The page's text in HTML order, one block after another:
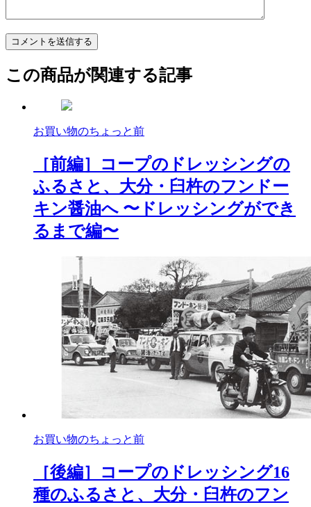
この商品が関連する記事
お買い物のちょっと前
［前編］コープのドレッシングの
ふるさと、大分・臼杵のフンドー
キン醤油へ 〜ドレッシングができ
るまで編〜
お買い物のちょっと前
［後編］コープのドレッシング16
種のふるさと、大分・臼杵のフン